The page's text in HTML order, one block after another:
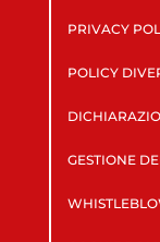
PRIVACY
POLICY
GESTIONE